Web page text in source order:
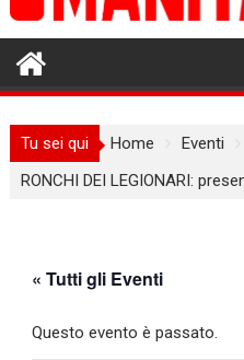
Tu sei qui Home
Eventi
RONCHI DEI LEGIONARI:
« Tutti gli Eventi
Questo evento è passato.